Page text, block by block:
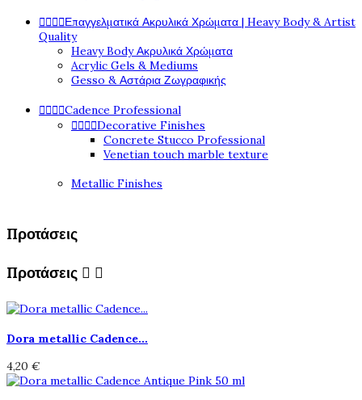
Επαγγελματικά Ακρυλικά Χρώματα | Heavy Body & Artist
Quality
Heavy Body Ακρυλικά Χρώματα
Acrylic Gels & Mediums
Gesso & Αστάρια Ζωγραφικής
Cadence Professional
Decorative Finishes
Concrete Stucco Professional
Venetian touch marble texture
Metallic Finishes
Προτάσεις
Προτάσεις  
Dora metallic Cadence...
4,20 €